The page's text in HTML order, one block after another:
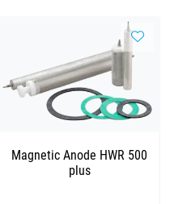
Magnetic Anode HWR 500
plus